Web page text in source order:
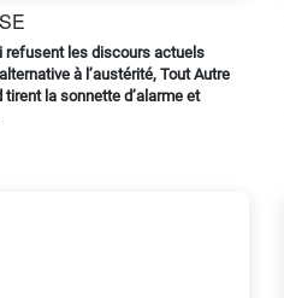
refusent les discours actuels
à l’austérité, Tout Autre
la sonnette d’alarme et